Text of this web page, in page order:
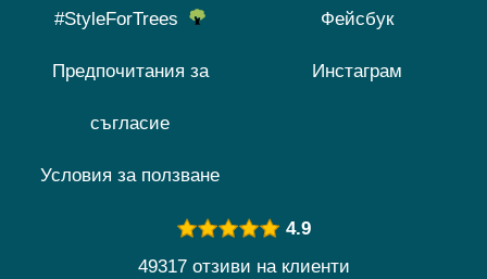
#StyleForTrees
Предпочитания за
съгласие
Условия за ползване
Фейсбук
Инстаграм
4.9
49317 отзиви на клиенти